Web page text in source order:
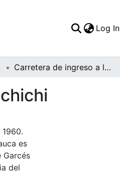
Log In
Carretera de ingreso a las instalaciones del Ingenio Pichichi
es
Garcés
del